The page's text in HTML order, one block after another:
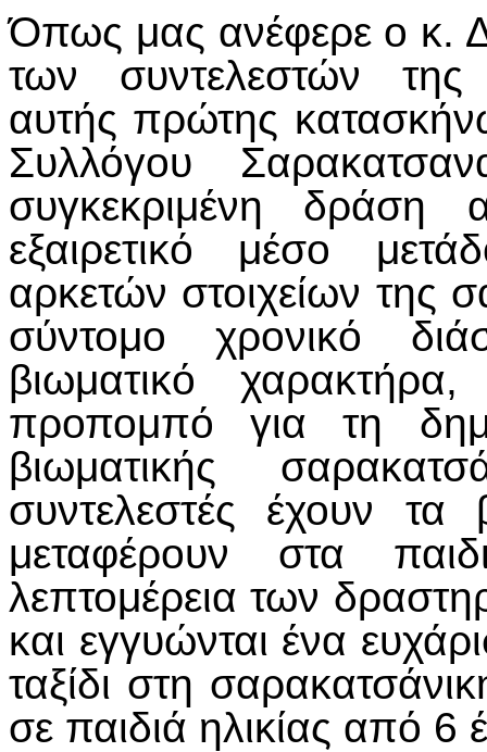
Όπως μας ανέφερε ο κ.
των συντελεστών της
αυτής πρώτης
Συλλόγου
συγκεκριμένη
εξαιρετικό μέσο
αρκετών στοιχείων της
σύντομο χρονικό
βιωματικό
προπομπό για τη
βιωματικής
συντελεστές έχουν τα
μεταφέρουν στα
λεπτομέρεια των
και εγγυώνται ένα
ταξίδι στη
σε παιδιά ηλικίας από